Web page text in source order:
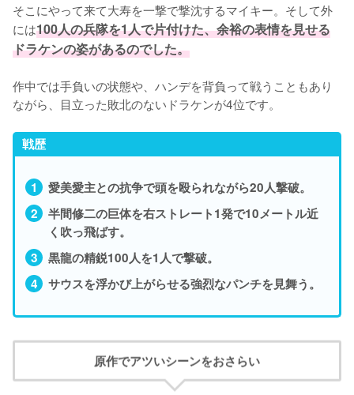
そこにやって来て大寿を一撃で撃沈するマイキー。そして外
には100人の兵隊を1人で片付けた、余裕の表情を見せる
ドラケンの姿があるのでした。
作中では手負いの状態や、ハンデを背負って戦うこともあり
ながら、目立った敗北のないドラケンが4位です。
戦歴
愛美愛主との抗争で頭を殴られながら20人撃破。
半間修二の巨体を右ストレート1発で10メートル近
く吹っ飛ばす。
黒龍の精鋭100人を1人で撃破。
サウスを浮かび上がらせる強烈なパンチを見舞う。
原作でアツいシーンをおさらい